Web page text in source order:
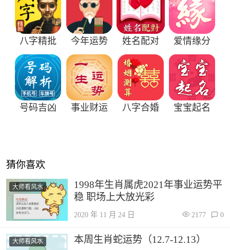
八字精批 今年运势 姓名配对 爱情缘分
号码吉凶 事业财运 八字合婚 宝宝起名
猜你喜欢
大师看风水
1998年生肖属虎2021年事业运势平
稳 职场上大放光彩
2020 年 11 月 24 日 2177 0
大师看风水 本周生肖蛇运势（12.7-12.13）